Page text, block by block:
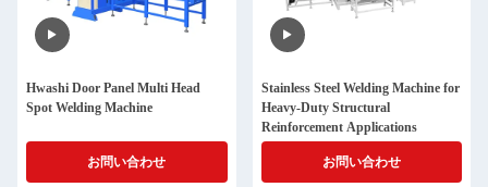
Hwashi Door Panel Multi Head
Spot Welding Machine
お問い合わせ
Stainless Steel Welding Machine for
Heavy-Duty Structural
Reinforcement Applications
お問い合わせ